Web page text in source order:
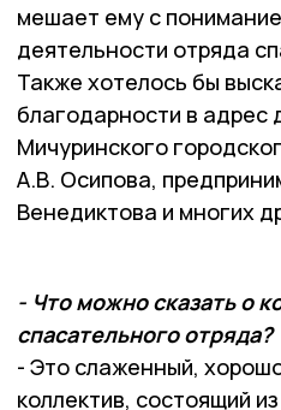
мешает ему с
деятельности отряда
Также хотелось бы
благодарности в адрес
Мичуринского
А.В. Осипова,
Венедиктова и многих
- Что можно сказать о
спасательного отряда?
- Это слаженный,
коллектив, состоящий